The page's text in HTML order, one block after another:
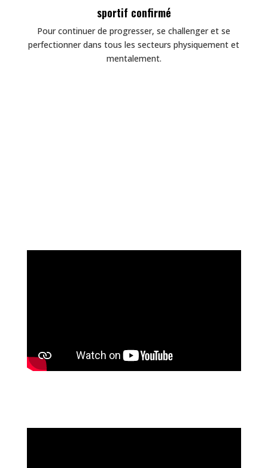
sportif confirmé
Pour continuer de progresser, se challenger et se
perfectionner dans tous les secteurs physiquement et
mentalement.